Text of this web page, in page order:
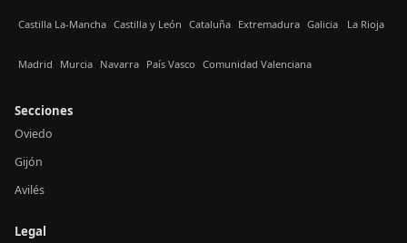
Castilla La-Mancha Castilla y León Cataluña Extremadura Galicia La Rioja
Madrid Murcia Navarra País Vasco Comunidad Valenciana
Secciones
Oviedo
Gijón
Avilés
Legal